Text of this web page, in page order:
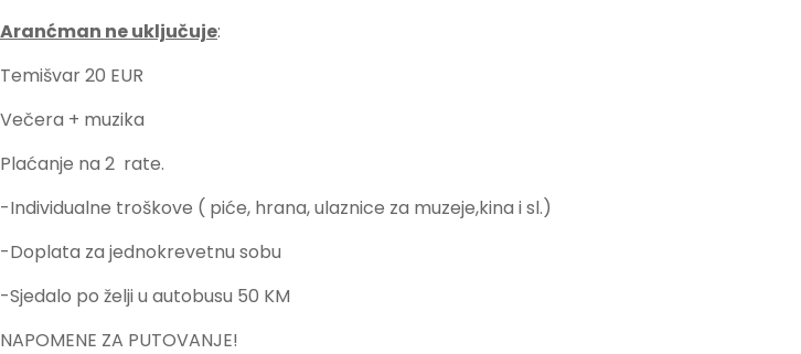
Aranćman ne uključuje:
Temišvar 20 EUR
Večera + muzika
Plaćanje na 2 rate.
-Individualne troškove ( piće, hrana, ulaznice za muzeje,kina i sl.)
-Doplata za jednokrevetnu sobu
-Sjedalo po želji u autobusu 50 KM
NAPOMENE ZA PUTOVANJE!